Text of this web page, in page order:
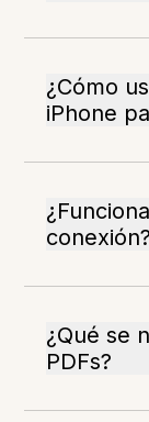
¿Cómo
iPhone
conexión?
¿Qué se
PDFs?